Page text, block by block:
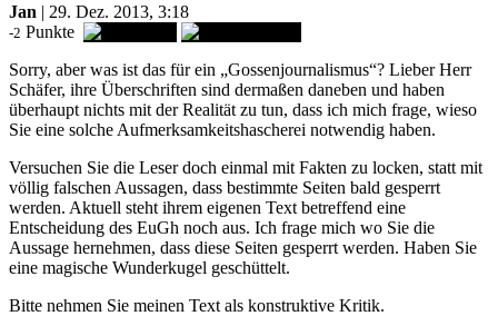
Jan | 29. Dez. 2013, 3:18
-2 Punkte
Sorry, aber was ist das für ein „Gossenjournalismus“? Lieber Herr
Schäfer, ihre Überschriften sind dermaßen daneben und haben
überhaupt nichts mit der Realität zu tun, dass ich mich frage, wieso
Sie eine solche Aufmerksamkeitshascherei notwendig haben.
Versuchen Sie die Leser doch einmal mit Fakten zu locken, statt mit
völlig falschen Aussagen, dass bestimmte Seiten bald gesperrt
werden. Aktuell steht ihrem eigenen Text betreffend eine
Entscheidung des EuGh noch aus. Ich frage mich wo Sie die
Aussage hernehmen, dass diese Seiten gesperrt werden. Haben Sie
eine magische Wunderkugel geschüttelt.
Bitte nehmen Sie meinen Text als konstruktive Kritik.